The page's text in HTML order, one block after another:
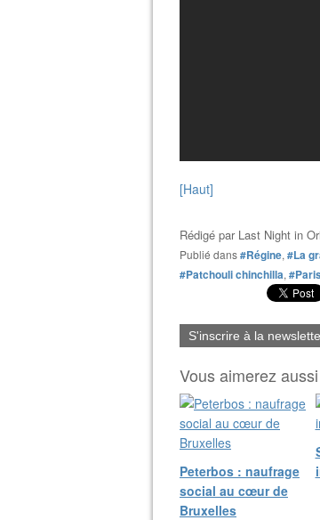
[Haut]
Rédigé par Last Night in
Publié dans#Régine, #La
#Patchouli chinchilla, #Paris
S'inscrire à la
Vous aimerez
Peterbos : naufrage
social au cœur de
Bruxelles